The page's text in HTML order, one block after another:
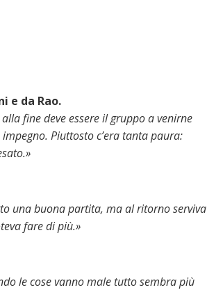
e da Rao.
fine deve essere il gruppo a venirne
Piuttosto c’era tanta paura:
una buona partita, ma al ritorno serviva
fare di più.»
le cose vanno male tutto sembra più